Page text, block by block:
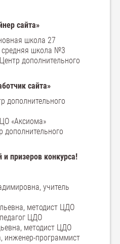
сайта»
школа 27
средняя школа №3
дополнительного
сайта»
дополнительного
«Аксиома»
дополнительного
призеров конкурса!
учитель
методист ЦДО
ЦДО
методист ЦДО
инженер-программист